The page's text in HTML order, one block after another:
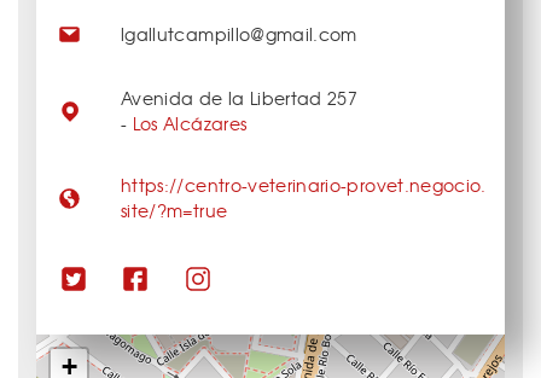
+
lgallutcampillo@gmail.com
Avenida de la Libertad 257
- Los Alcázares
https://centro-veterinario-provet.negocio.
site/?m=true